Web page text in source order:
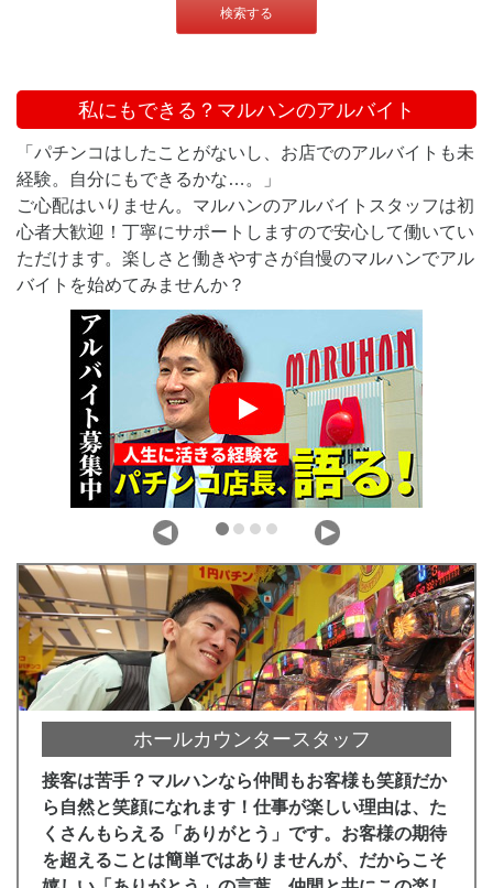
検索する
私にもできる？マルハンのアルバイト
「パチンコはしたことがないし、お店でのアルバイトも未
経験。自分にもできるかな…。」
ご心配はいりません。マルハンのアルバイトスタッフは初
心者大歓迎！丁寧にサポートしますので安心して働いてい
ただけます。楽しさと働きやすさが自慢のマルハンでアル
バイトを始めてみませんか？
ホールカウンタースタッフ
接客は苦手？マルハンなら仲間もお客様も笑顔だか
ら自然と笑顔になれます！仕事が楽しい理由は、た
くさんもらえる「ありがとう」です。お客様の期待
を超えることは簡単ではありませんが、だからこそ